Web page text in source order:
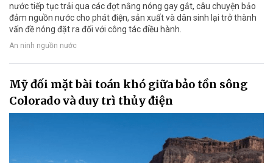
nước tiếp tục trải qua các đợt nắng nóng gay gắt, câu chuyện bảo
đảm nguồn nước cho phát điện, sản xuất và dân sinh lại trở thành
vấn đề nóng đặt ra đối với công tác điều hành.
An ninh nguồn nước
Mỹ đối mặt bài toán khó giữa bảo tồn sông
Colorado và duy trì thủy điện